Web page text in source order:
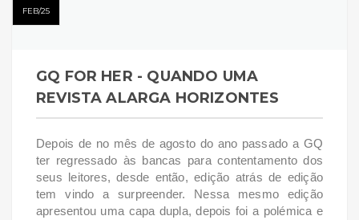
FEB 25
GQ FOR HER - QUANDO UMA
REVISTA ALARGA HORIZONTES
Depois de no mês de agosto do ano passado a GQ
ter regressado às bancas para contentamento dos
seus leitores, desde então, edição atrás de edição
tem vindo a surpreender. Nessa mesmo edição
apresentou uma capa dupla, depois foi a polémica e